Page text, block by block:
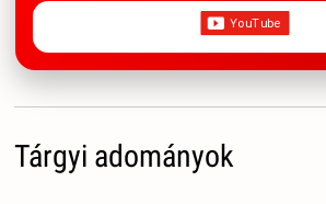
Tárgyi adományok